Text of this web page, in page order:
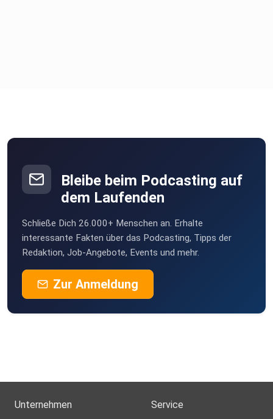
Bleibe beim Podcasting auf
dem Laufenden
Schließe Dich 26.000+ Menschen an. Erhalte
interessante Fakten über das Podcasting, Tipps der
Redaktion, Job-Angebote, Events und mehr.
Zur Anmeldung
Unternehmen Service